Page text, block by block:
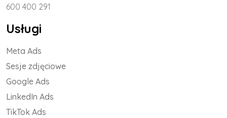
600 400 291
Usługi
Meta Ads
Sesje zdjęciowe
Google Ads
LinkedIn Ads
TikTok Ads